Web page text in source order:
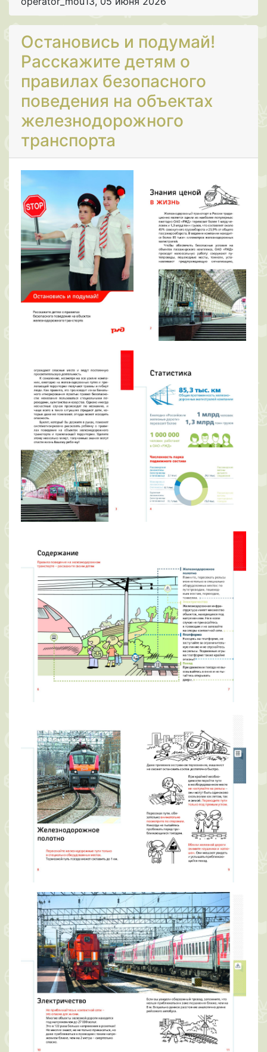
Остановись и подумай!
Расскажите детям о
правилах безопасного
поведения на объектах
железнодорожного
транспорта